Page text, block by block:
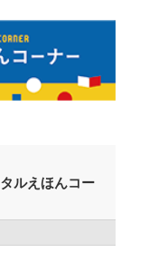
ルえほんコー